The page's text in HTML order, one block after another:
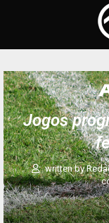
Jogos
written by